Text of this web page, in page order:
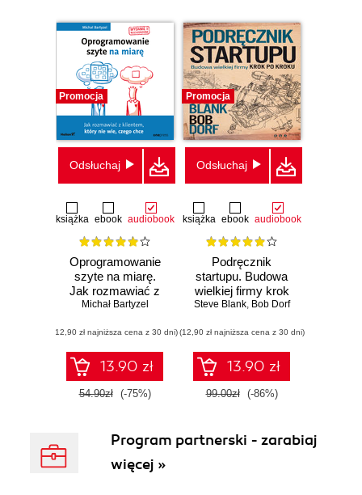
Promocja
Odsłuchaj
książka ebook audiobook
Oprogramowanie
szyte na miarę.
Jak rozmawiać z
klientem, który nie
Wydanie II
rozszerzone
Michał Bartyzel
(12,90 zł najniższa cena z 30 dni)
13.90 zł
54.90zł (-75%)
Promocja
Odsłuchaj
książka ebook audiobook
Podręcznik
startupu. Budowa
wielkiej firmy krok
po kroku
Steve Blank, Bob Dorf
(12,90 zł najniższa cena z 30 dni)
13.90 zł
99.00zł (-86%)
Program partnerski - zarabiaj
więcej »